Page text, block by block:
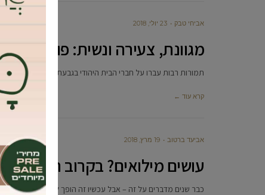
אביחי טבק 23 יולי, 2018
מגוונת, צעירה ונשית: פורסמה
תמורות רבות עברו על חברי הבית היהודי בגבעת שמואל ב-5 השנים האחרונות, אך במבחן התוצאה – סניף הבית היהודי המקומי
קרא עוד ←
אביעד ברטוב 19 מרץ, 2018
עושים מילואים? בקרוב תזכו
כבר שנים מדברים על זה – אבל עכשיו זה הופך להיות רשמי.